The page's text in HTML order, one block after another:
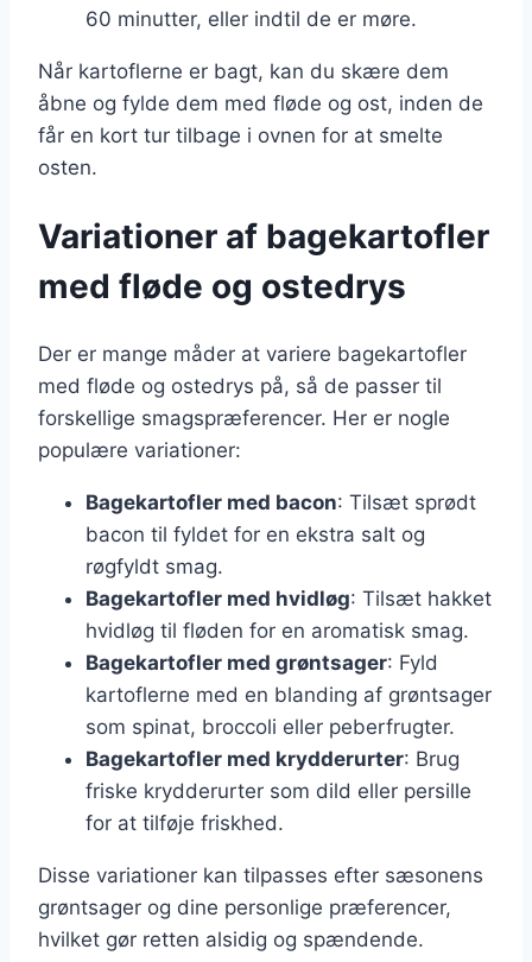
60 minutter, eller indtil de er møre.
Når kartoflerne er bagt, kan du skære dem
åbne og fylde dem med fløde og ost, inden de
får en kort tur tilbage i ovnen for at smelte
osten.
Variationer af bagekartofler
med fløde og ostedrys
Der er mange måder at variere bagekartofler
med fløde og ostedrys på, så de passer til
forskellige smagspræferencer. Her er nogle
populære variationer:
Bagekartofler med bacon: Tilsæt sprødt
bacon til fyldet for en ekstra salt og
røgfyldt smag.
Bagekartofler med hvidløg: Tilsæt hakket
hvidløg til fløden for en aromatisk smag.
Bagekartofler med grøntsager: Fyld
kartoflerne med en blanding af grøntsager
som spinat, broccoli eller peberfrugter.
Bagekartofler med krydderurter: Brug
friske krydderurter som dild eller persille
for at tilføje friskhed.
Disse variationer kan tilpasses efter sæsonens
grøntsager og dine personlige præferencer,
hvilket gør retten alsidig og spændende.